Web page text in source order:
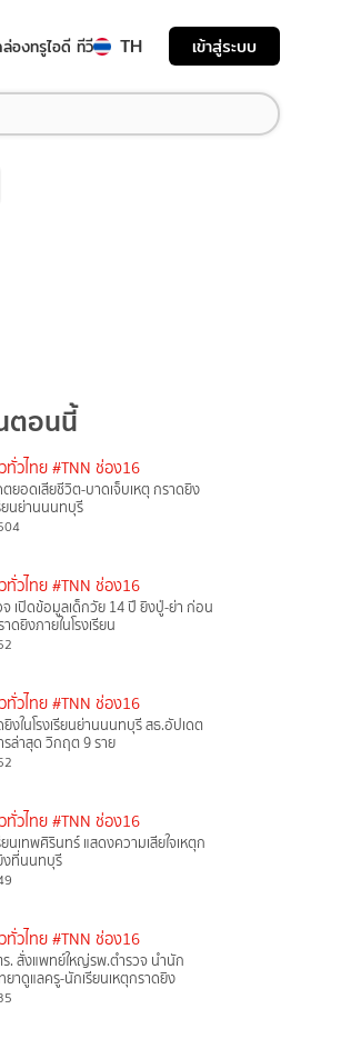
องทรูไอดี ทีวี TH เข้าสู่ระบบ
ตอนนี้
ทั่วไทย #TNN ช่อง16
ยอดเสียชีวิต-บาดเจ็บเหตุ กราดยิง
ยนย่านนนทบุรี
ทั่วไทย #TNN ช่อง16
จ เปิดข้อมูลเด็กวัย 14 ปี ยิงปู่-ย่า ก่อน
ดยิงภายในโรงเรียน
ทั่วไทย #TNN ช่อง16
งในโรงเรียนย่านนนทบุรี สธ.อัปเดต
รล่าสุด วิกฤต 9 ราย
ทั่วไทย #TNN ช่อง16
ยนเทพศิรินทร์ แสดงความเสียใจเหตุก
งที่นนทบุรี
ทั่วไทย #TNN ช่อง16
. สั่งแพทย์ใหญ่รพ.ตำรวจ นำนัก
าดูแลครู-นักเรียนเหตุกราดยิง